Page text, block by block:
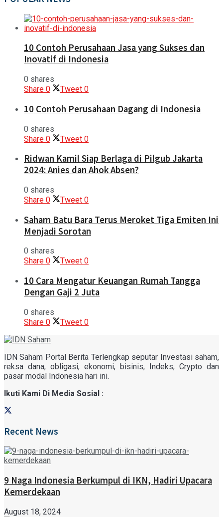
10 Contoh Perusahaan Jasa yang Sukses dan
Inovatif di Indonesia
0 shares
Share 0 Tweet 0
10 Contoh Perusahaan Dagang di Indonesia
0 shares
Share 0 Tweet 0
Ridwan Kamil Siap Berlaga di Pilgub Jakarta
2024: Anies dan Ahok Absen?
0 shares
Share 0 Tweet 0
Saham Batu Bara Terus Meroket Tiga Emiten Ini
Menjadi Sorotan
0 shares
Share 0 Tweet 0
10 Cara Mengatur Keuangan Rumah Tangga
Dengan Gaji 2 Juta
0 shares
Share 0 Tweet 0
IDN Saham Portal Berita Terlengkap seputar Investasi saham,
reksa dana, obligasi, ekonomi, bisinis, Indeks, Crypto dan
pasar modal Indonesia hari ini.
Ikuti Kami Di Media Sosial :
Recent News
9 Naga Indonesia Berkumpul di IKN, Hadiri Upacara
Kemerdekaan
August 18, 2024